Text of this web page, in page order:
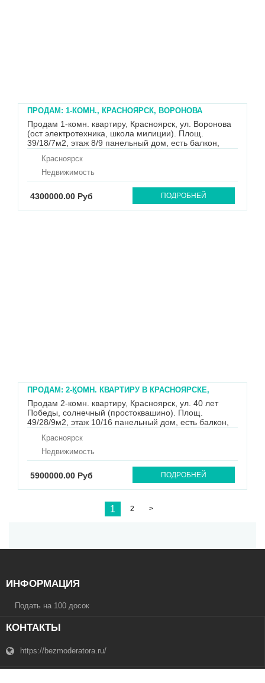
ПРОДАМ: 1-КОМН., КРАСНОЯРСК, ВОРОНОВА
Продам 1-комн. квартиру, Красноярск, ул. Воронова
(ост электротехника, школа милиции). Площ.
39/18/7м2, этаж 8/9 панельный дом, есть балкон,
требуется ремонт. Без обременений, любая форма
расчетов, ипотека, мат капитал и сертификаты
рассматриваются. ...
Красноярск
4300000.00 Руб
Недвижимость
ПОДРОБНЕЙ
ПРОДАМ: 2-КОМН. КВАРТИРУ В КРАСНОЯРСКЕ,
Продам 2-комн. квартиру, Красноярск, ул. 40 лет
Победы, солнечный (простоквашино). Площ.
49/28/9м2, этаж 10/16 панельный дом, есть балкон,
ремонт от застройщика. Без обременений, любая
форма расчетов, ипотека, мат капитал и
сертификаты рассматриваются...
Красноярск
5900000.00 Руб
Недвижимость
ПОДРОБНЕЙ
1 2 >
ИНФОРМАЦИЯ
Подать на 100 досок
КОНТАКТЫ
https://bezmoderatora.ru/